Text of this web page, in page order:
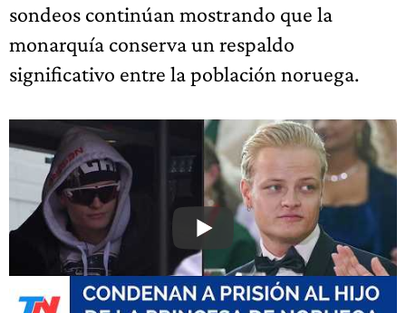
sondeos continúan mostrando que la
monarquía conserva un respaldo
significativo entre la población noruega.